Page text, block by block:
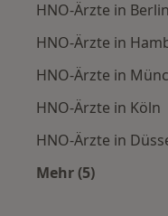
HNO-Ärzte in Berlin
HNO-Ärzte in
HNO-Ärzte in
HNO-Ärzte in Köln
HNO-Ärzte in
Mehr (5)